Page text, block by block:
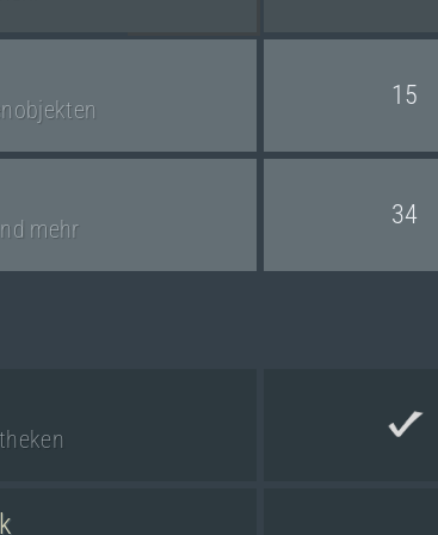
15
mehr 34